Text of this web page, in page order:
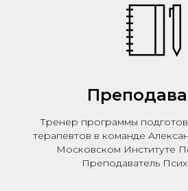
Тренер программы
терапевтов в команде
Московском Институте
Преподаватель